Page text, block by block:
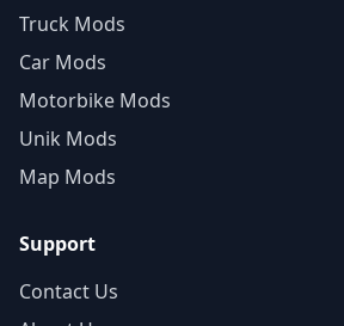
Truck Mods
Car Mods
Motorbike Mods
Unik Mods
Map Mods
Support
Contact Us